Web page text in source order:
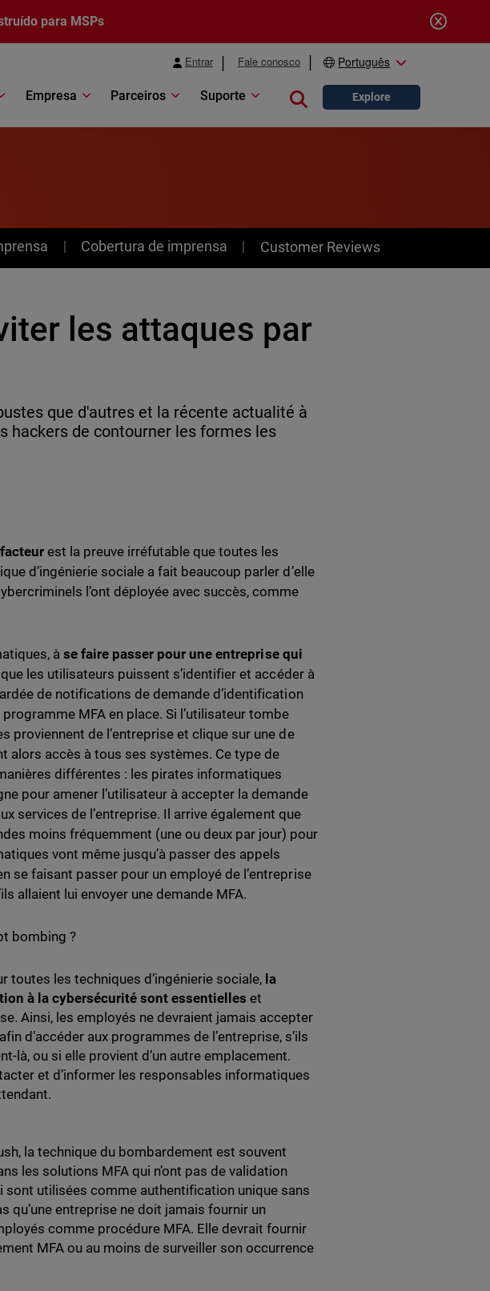
para MSPs
Entrar Fale conosco Português
Empresa Parceiros Suporte Close search
Explore
Cobertura de imprensa Customer Reviews
les attaques par
que d'autres et la récente actualité à
hackers de contourner les formes les
est la preuve irréfutable que toutes les
d’ingénierie sociale a fait beaucoup parler d’elle
l’ont déployée avec succès, comme
à se faire passer pour une entreprise qui
les utilisateurs puissent s’identifier et accéder à
de notifications de demande d’identification
MFA en place. Si l’utilisateur tombe
proviennent de l’entreprise et clique sur une de
accès à tous ses systèmes. Ce type de
différentes : les pirates informatiques
pour amener l’utilisateur à accepter la demande
services de l’entreprise. Il arrive également que
moins fréquemment (une ou deux par jour) pour
vont même jusqu’à passer des appels
se faisant passer pour un employé de l’entreprise
allaient lui envoyer une demande MFA.
bombing ?
toutes les techniques d’ingénierie sociale, la
à la cybersécurité sont essentielles et
Ainsi, les employés ne devraient jamais accepter
d’accéder aux programmes de l’entreprise, s’ils
là, ou si elle provient d’un autre emplacement.
et d’informer les responsables informatiques
la technique du bombardement est souvent
les solutions MFA qui n’ont pas de validation
sont utilisées comme authentification unique sans
qu’une entreprise ne doit jamais fournir un
comme procédure MFA. Elle devrait fournir
MFA ou au moins de surveiller son occurrence